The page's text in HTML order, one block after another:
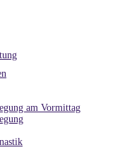
am Vormittag